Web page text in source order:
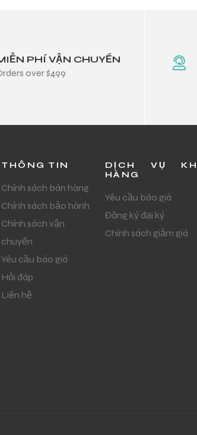
PHÍ VẬN CHUYỂN
over $499
THÔNG TIN
Chính sách bán hàng
Chính sách bảo hành
Chính sách vận
chuyển
Yêu cầu báo giá
Hỏi đáp
Liên hệ
DỊCH VỤ
HÀNG
Yêu cầu báo giá
Đăng ký đại ký
Chính sách giảm giá